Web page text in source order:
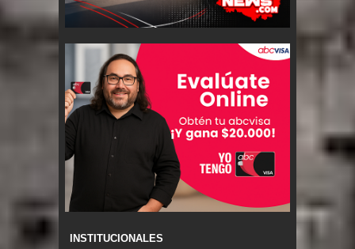
INSTITUCIONALES